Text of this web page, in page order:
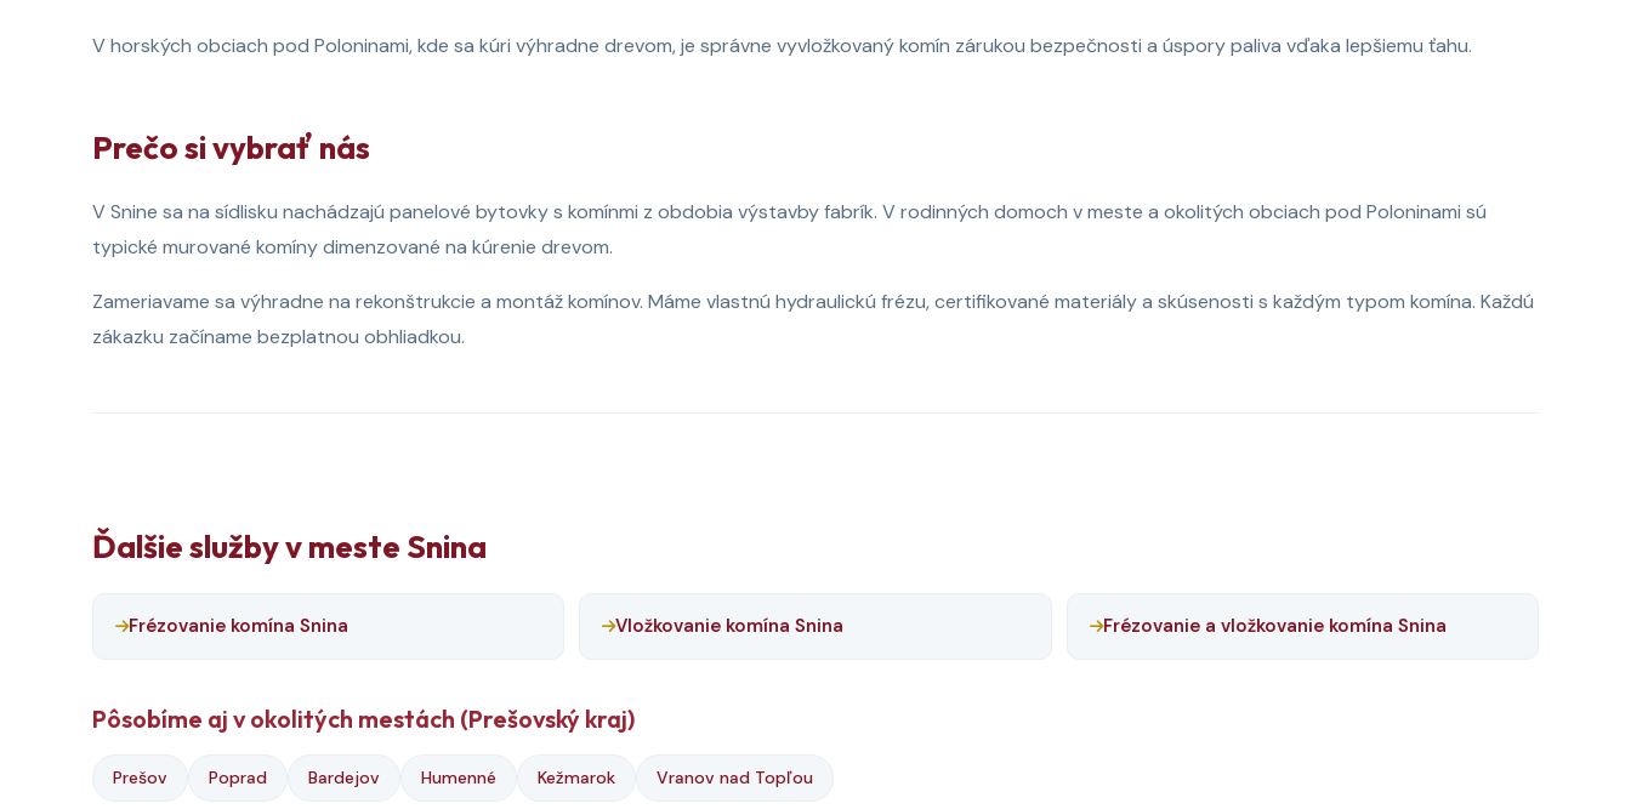
V horských obciach pod Poloninami, kde sa kúri výhradne drevom, je správne vyvložkovaný komín zárukou bezpečnosti a úspory paliva vďaka lepšiemu ťahu.
Prečo si vybrať nás
V Snine sa na sídlisku nachádzajú panelové bytovky s komínmi z obdobia výstavby fabrík. V rodinných domoch v meste a okolitých obciach pod Poloninami sú
typické murované komíny dimenzované na kúrenie drevom.
Zameriavame sa výhradne na rekonštrukcie a montáž komínov. Máme vlastnú hydraulickú frézu, certifikované materiály a skúsenosti s každým typom komína. Každú
zákazku začíname bezplatnou obhliadkou.
Ďalšie služby v meste Snina
Frézovanie komína Snina Vložkovanie komína Snina Frézovanie a vložkovanie komína Snina
Pôsobíme aj v okolitých mestách (Prešovský kraj)
Prešov Poprad Bardejov Humenné Kežmarok Vranov nad Topľou